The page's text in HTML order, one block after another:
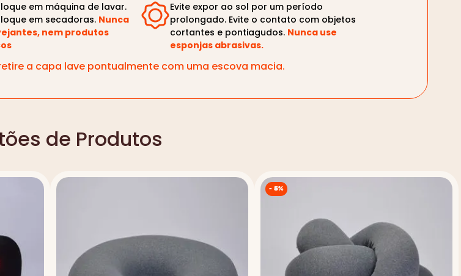
em máquina de lavar.
em secadoras. Nunca
nem produtos
Evite expor ao sol por um período
prolongado. Evite o contato com objetos
cortantes e pontiagudos. Nunca use
esponjas abrasivas.
a capa lave pontualmente com uma escova macia.
de Produtos
- 5%